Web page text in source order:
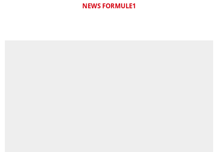
NEWS FORMULE1